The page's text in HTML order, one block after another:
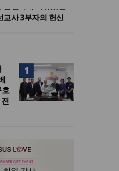
개발 기반 확보
자 석방돼
교사 3부자의 헌신
기독교계 강력 반
교, 120만 평 리버사
캠퍼스 영구 사용 승
개발 기반 확보
1